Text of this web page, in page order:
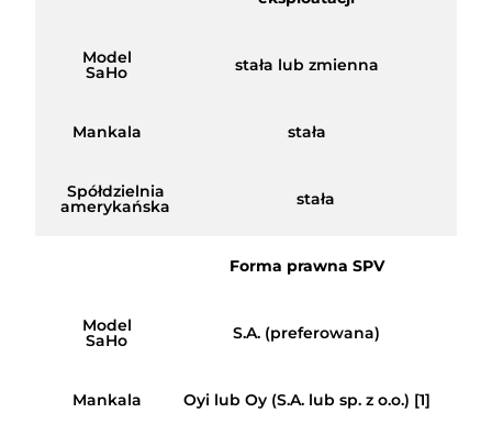
Model
SaHo stała lub zmienna
Mankala stała
Spółdzielnia
amerykańska stała
Forma prawna SPV
Model
SaHo S.A. (preferowana)
Mankala Oyi lub Oy (S.A. lub sp. z o.o.) [1]